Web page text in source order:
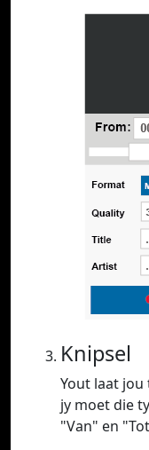
Knipsel
Yout laat jou
jy moet die
"Van" en